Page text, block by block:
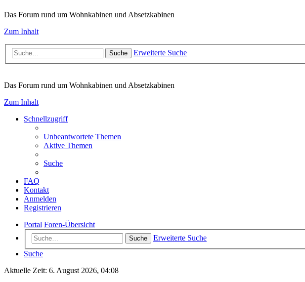
Das Forum rund um Wohnkabinen und Absetzkabinen
Zum Inhalt
Suche Erweiterte Suche
Das Forum rund um Wohnkabinen und Absetzkabinen
Zum Inhalt
Schnellzugriff
Unbeantwortete Themen
Aktive Themen
Suche
FAQ
Kontakt
Anmelden
Registrieren
Portal Foren-Übersicht
Suche
Erweiterte Suche
Suche
Aktuelle Zeit: 6. August 2026, 04:08